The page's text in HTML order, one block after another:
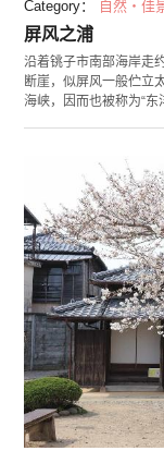
Category： 自然・佳
屏风之浦
沿着铫子市南部海岸走
断崖，似屏风一般伫立
海峡，因而也被称为“东
纳海水浴场的游览步
可以在这里看到富士